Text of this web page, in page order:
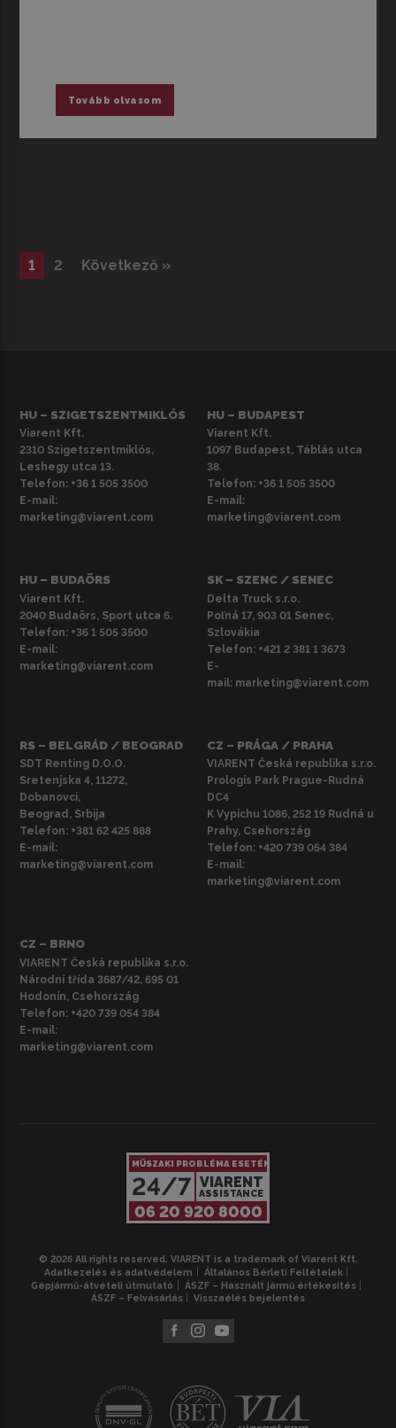
Tovább olvasom
1 2 Következő »
HU – SZIGETSZENTMIKLÓS
Viarent Kft.
2310 Szigetszentmiklós,
Leshegy utca 13.
Telefon: +36 1 505 3500
E-mail:
marketing@viarent.com
HU – BUDAPEST
Viarent Kft.
1097 Budapest, Táblás utca
38.
Telefon: +36 1 505 3500
E-mail:
marketing@viarent.com
HU – BUDAÖRS
Viarent Kft.
2040 Budaörs, Sport utca 6.
Telefon: +36 1 505 3500
E-mail:
marketing@viarent.com
SK – SZENC / SENEC
Delta Truck s.r.o.
Poľná 17, 903 01 Senec,
Szlovákia
Telefon: +421 2 381 1 3673
E-
mail: marketing@viarent.com
RS – BELGRÁD / BEOGRAD
SDT Renting D.O.O.
Sretenjska 4, 11272,
Dobanovci,
Beograd, Srbija
Telefon: +381 62 425 888
E-mail:
marketing@viarent.com
CZ – PRÁGA / PRAHA
VIARENT Česká republika s.r.o.
Prologis Park Prague-Rudná
DC4
K Vypichu 1086, 252 19 Rudná u
Prahy, Csehország
Telefon: +420 739 054 384
E-mail:
marketing@viarent.com
CZ – BRNO
VIARENT Česká republika s.r.o.
Národní třída 3687/42, 695 01
Hodonín, Csehország
Telefon: +420 739 054 384
E-mail:
marketing@viarent.com
MŰSZAKI PROBLÉMA ESETÉN
24/7 VIARENT
ASSISTANCE
06 20 920 8000
© 2026 All rights reserved. VIARENT is a trademark of Viarent Kft.
Adatkezelés és adatvédelem
Általános Bérleti Feltételek
Gépjármű-átvételi útmutató
ÁSZF – Használt jármű értékesítés
ÁSZF – Felvásárlás
Visszaélés bejelentés